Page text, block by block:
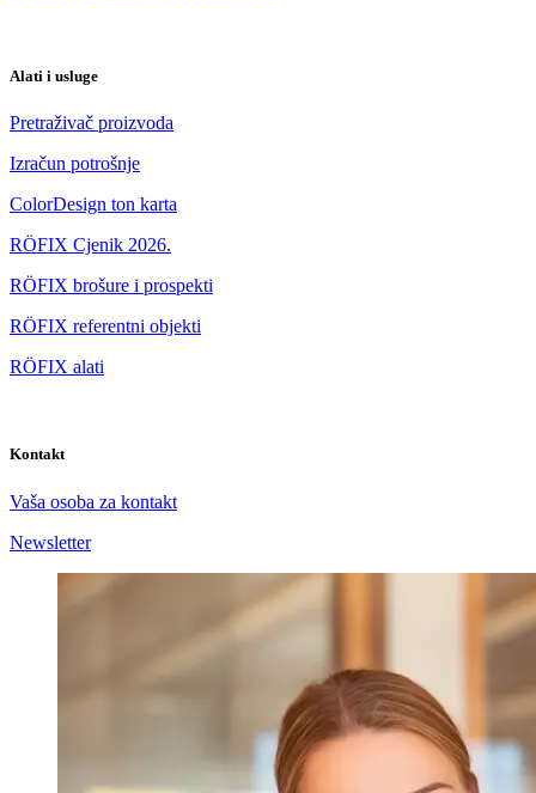
Alati i usluge
Pretraživač proizvoda
Izračun potrošnje
ColorDesign ton karta
RÖFIX Cjenik 2026.
RÖFIX brošure i prospekti
RÖFIX referentni objekti
RÖFIX alati
Kontakt
Vaša osoba za kontakt
Newsletter